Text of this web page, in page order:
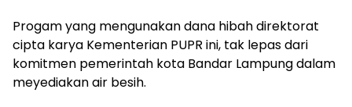
Progam yang mengunakan dana hibah direktorat
cipta karya Kementerian PUPR ini, tak lepas dari
komitmen pemerintah kota Bandar Lampung dalam
meyediakan air besih.